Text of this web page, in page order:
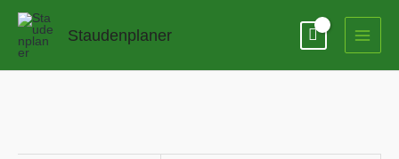
Zum
springen
Staudenplaner